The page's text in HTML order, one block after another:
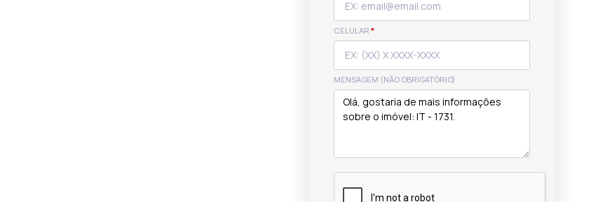
CELULAR *
MENSAGEM (NÃO OBRIGATÓRIO)